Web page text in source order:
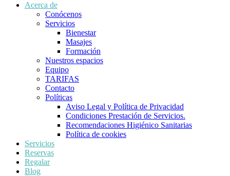
Acerca de
Conócenos
Servicios
Bienestar
Masajes
Formación
Nuestros espacios
Equipo
TARIFAS
Contacto
Políticas
Aviso Legal y Política de Privacidad
Condiciones Prestación de Servicios.
Recomendaciones Higiénico Sanitarias
Política de cookies
Servicios
Reservas
Regalar
Blog